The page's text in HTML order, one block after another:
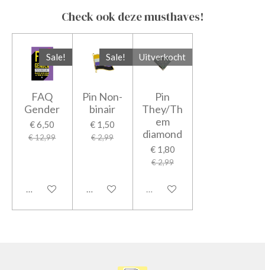
Check ook deze musthaves!
Sale!
FAQ
Gender
€ 6,50
€ 12,99
In winkelwagen
Sale!
Pin Non-
binair
€ 1,50
€ 2,99
In winkelwagen
Uitverkocht
Pin
They/Th
em
diamond
€ 1,80
€ 2,99
Uitverkocht